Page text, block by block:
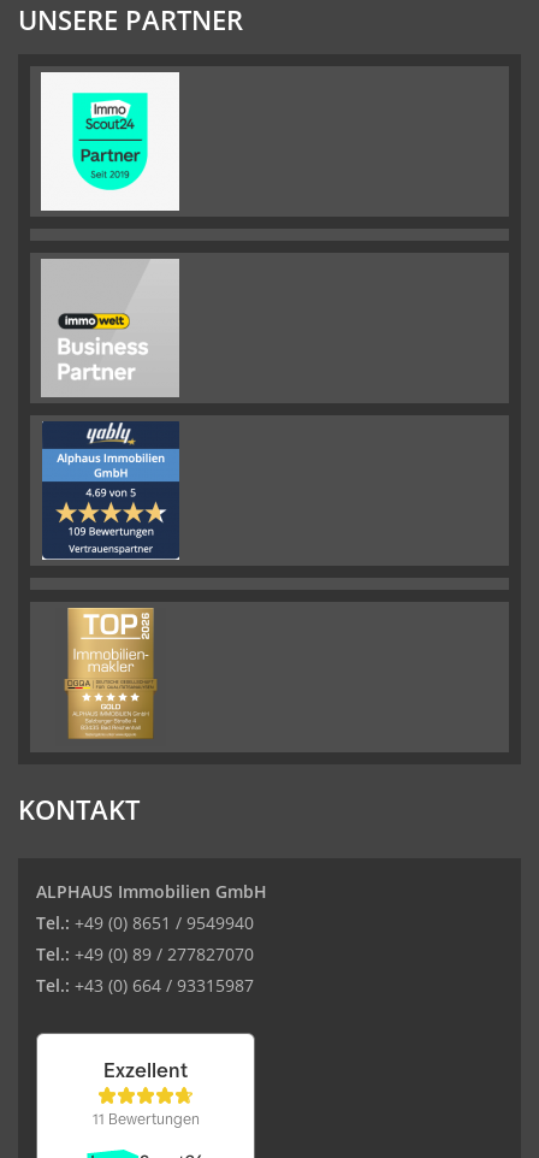
UNSERE PARTNER
KONTAKT
ALPHAUS Immobilien GmbH
Tel.: +49 (0) 8651 / 9549940
Tel.: +49 (0) 89 / 277827070
Tel.: +43 (0) 664 / 93315987